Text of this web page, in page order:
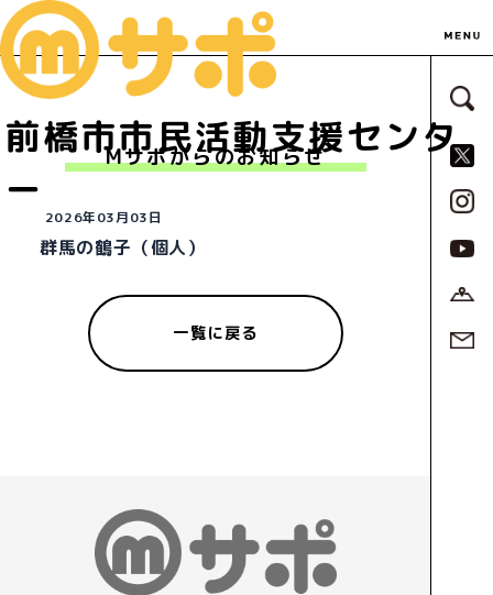
前橋市市民活動支援センタ
ー
サ
Mサポからのお知らせ
2026年03月03日
群馬の鶴子（個人）
一覧に戻る